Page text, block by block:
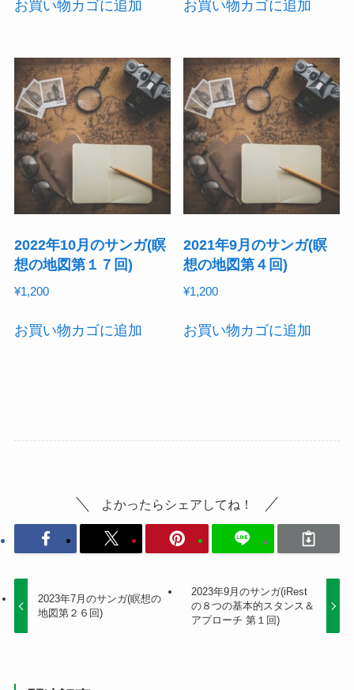
お買い物カゴに追加 お買い物カゴに追加
2022年10月のサンガ(瞑
想の地図第１７回)
¥1,200
お買い物カゴに追加
2021年9月のサンガ(瞑
想の地図第４回)
¥1,200
お買い物カゴに追加
よかったらシェアしてね！
2023年7月のサンガ(瞑想の
地図第２６回)
2023年9月のサンガ(iRest
の８つの基本的スタンス＆
アプローチ 第１回)